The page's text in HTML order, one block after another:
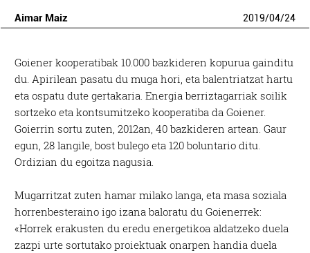
Aimar Maiz 2019/04/24
Goiener kooperatibak 10.000 bazkideren kopurua gainditu
du. Apirilean pasatu du muga hori, eta balentriatzat hartu
eta ospatu dute gertakaria. Energia berriztagarriak soilik
sortzeko eta kontsumitzeko kooperatiba da Goiener.
Goierrin sortu zuten, 2012an, 40 bazkideren artean. Gaur
egun, 28 langile, bost bulego eta 120 boluntario ditu.
Ordizian du egoitza nagusia.
Mugarritzat zuten hamar milako langa, eta masa soziala
horrenbesteraino igo izana baloratu du Goienerrek:
«Horrek erakusten du eredu energetikoa aldatzeko duela
zazpi urte sortutako proiektuak onarpen handia duela